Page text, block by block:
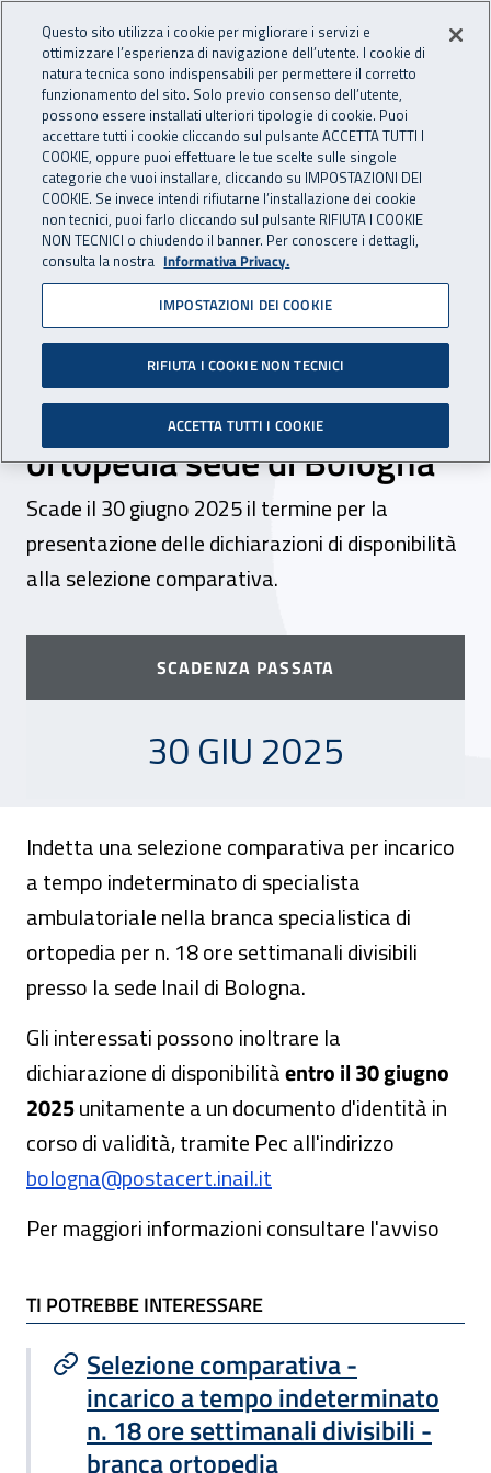
INAIL - Istituto Nazionale
Apri cerca
Navigazione principale
Navigazione - Ti trovi in:
Home Inail comunica Scadenze Scadenza
Dr Emilia Romagna:
selezione comparativa
incarico a tempo
indeterminato n. 18 ore
settimanali - branca
ortopedia sede di Bologna
Scade il 30 giugno 2025 il termine per la
presentazione delle dichiarazioni di disponibilità
alla selezione comparativa.
SCADENZA PASSATA
30 GIUGNO 2025
30 GIU 2025
Indetta una selezione comparativa per incarico
a tempo indeterminato di specialista
ambulatoriale nella branca specialistica di
ortopedia per n. 18 ore settimanali divisibili
presso la sede Inail di Bologna.
Gli interessati possono inoltrare la
dichiarazione di disponibilitàentro il 30 giugno
2025unitamente a un documento d'identità in
corso di validità, tramite Pec all'indirizzo
bologna@postacert.inail.it
Per maggiori informazioni consultare l'avviso
TI POTREBBE INTERESSARE
TI POTREBBE INTERESSARE
Selezione comparativa -
incarico a tempo indeterminato
n. 18 ore settimanali divisibili -
branca ortopedia
Questo sito utilizza i cookie per migliorare i servizi e
ottimizzare l’esperienza di navigazione dell’utente. I cookie di
natura tecnica sono indispensabili per permettere il corretto
funzionamento del sito. Solo previo consenso dell’utente,
possono essere installati ulteriori tipologie di cookie. Puoi
accettare tutti i cookie cliccando sul pulsante ACCETTA TUTTI I
COOKIE, oppure puoi effettuare le tue scelte sulle singole
categorie che vuoi installare, cliccando su IMPOSTAZIONI DEI
COOKIE. Se invece intendi rifiutarne l’installazione dei cookie
non tecnici, puoi farlo cliccando sul pulsante RIFIUTA I COOKIE
NON TECNICI o chiudendo il banner. Per conoscere i dettagli,
consulta la nostra Informativa Privacy.
IMPOSTAZIONI DEI COOKIE
RIFIUTA I COOKIE NON TECNICI
ACCETTA TUTTI I COOKIE